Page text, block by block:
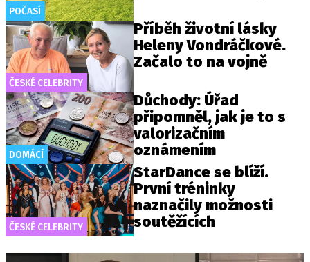
POČASÍ
ČESKÉ CELEBRITY
Příběh životní lásky
Heleny Vondráčkové.
Začalo to na vojně
DOMÁCÍ
Důchody: Úřad
připomněl, jak je to s
valorizačním
oznámením
ČESKÉ CELEBRITY
StarDance se blíží.
První tréninky
naznačily možnosti
soutěžících